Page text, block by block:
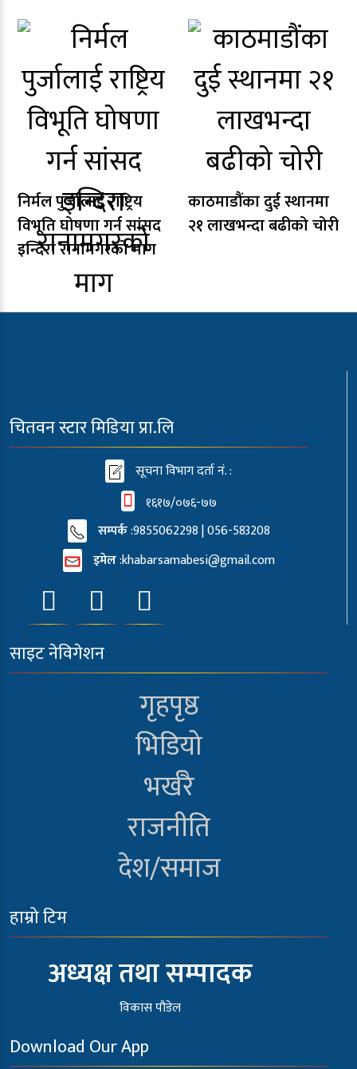
निर्मल पुर्जालाई राष्ट्रिय
विभूति घोषणा गर्न सांसद
इन्दिरा रानामगरको माग
काठमाडौंका दुई स्थानमा
२१ लाखभन्दा बढीको चोरी
चितवन स्टार मिडिया प्रा.लि
सूचना विभाग दर्ता नं. :
१६१७/०७६-७७
सम्पर्क:9855062298 | 056-583208
इमेल:khabarsamabesi@gmail.com
साइट नेविगेशन
गृहपृष्ठ
भिडियो
भर्खरै
राजनीति
देश/समाज
हाम्रो टिम
अध्यक्ष तथा सम्पादक
विकास पौडेल
Download Our App